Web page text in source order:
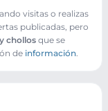
visitas o realizas
publicadas, pero
chollos que se
de información.